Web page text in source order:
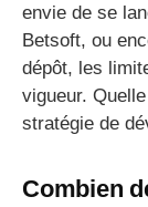
envie de se
Betsoft, ou
dépôt, les
vigueur.
stratégie de
Combien